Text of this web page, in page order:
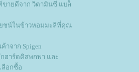
ายดีจาก วิตามินซี แบล็
ชน์ในข้าวหอมมะลิที่คุณ
าจาก Spigen
ฮาร์ดดิสพกพา และ
ลือกซื้อ